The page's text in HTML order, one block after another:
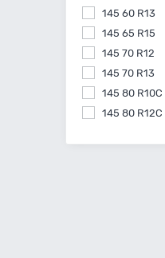
145 60 R13
145 65 R15
145 70 R12
145 70 R13
145 80 R10C
145 80 R12C